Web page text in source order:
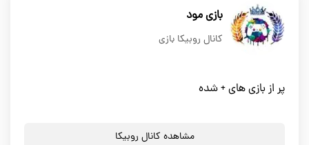
بازی مود
کانال روبیکا بازی
پر از بازی های + شده
مشاهده کانال روبیکا